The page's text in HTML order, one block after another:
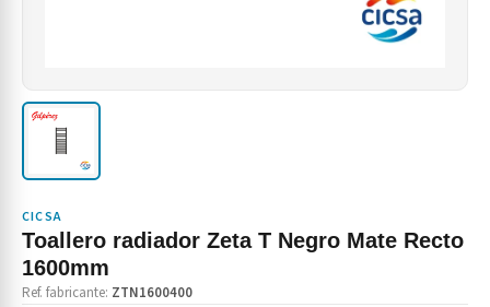
CICSA
Toallero radiador Zeta T Negro Mate Recto
1600mm
Ref. fabricante: ZTN1600400